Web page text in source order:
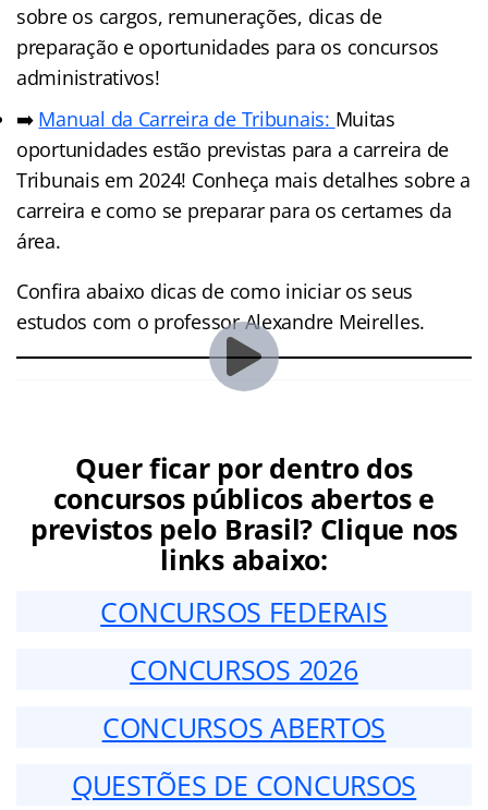
sobre os cargos, remunerações, dicas de
preparação e oportunidades para os concursos
administrativos!
➡️ Manual da Carreira de Tribunais: Muitas
oportunidades estão previstas para a carreira de
Tribunais em 2024! Conheça mais detalhes sobre a
carreira e como se preparar para os certames da
área.
Confira abaixo dicas de como iniciar os seus
estudos com o professor Alexandre Meirelles.
Quer ficar por dentro dos
concursos públicos abertos e
previstos pelo Brasil? Clique nos
links abaixo:
CONCURSOS FEDERAIS
CONCURSOS 2026
CONCURSOS ABERTOS
QUESTÕES DE CONCURSOS